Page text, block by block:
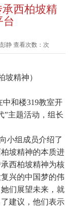
西柏坡精
台
静 查看次数：次
坡精神）
中和楼319教室开
”主题活动，组长
小组成员介绍了
坡精神的本质进
西柏坡精神为核
兴的中国梦的伟
们展望未来，就
建议，他们表示